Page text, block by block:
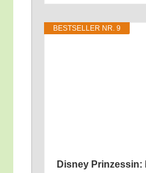
BEST­SEL­LER NR. 9
Dis­ney Prin­zes­sin: